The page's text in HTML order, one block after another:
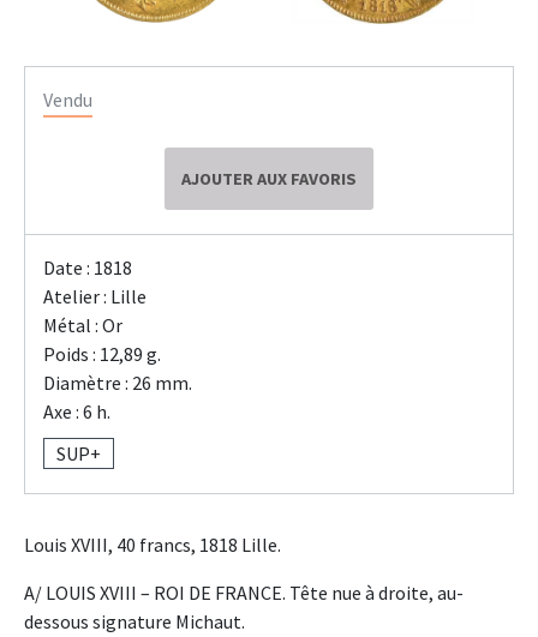
Vendu
AJOUTER AUX FAVORIS
Date : 1818
Atelier : Lille
Métal : Or
Poids : 12,89 g.
Diamètre : 26 mm.
Axe : 6 h.
SUP+
Louis XVIII, 40 francs, 1818 Lille.
A/ LOUIS XVIII – ROI DE FRANCE. Tête nue à droite, au-
dessous signature Michaut.